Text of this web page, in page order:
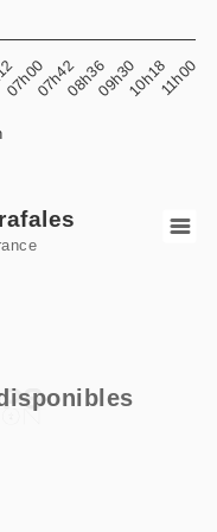
07h0007h4208h3609h3010h1811h00
(km/h). Data